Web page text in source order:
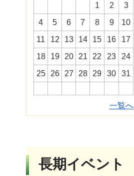
1
2
3
4
5 6 7 8 9
10
11
12 13 14 15 16
17
18
19 20 21 22 23
24
25
26 27 28 29 30 31
一覧へ
長期イベント